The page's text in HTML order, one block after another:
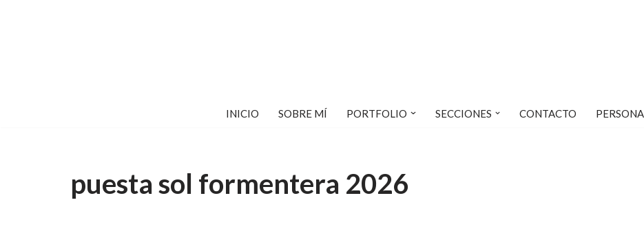
INICIO SOBRE MÍ PORTFOLIO SECCIONES CONTACTO
puesta sol formentera 2026